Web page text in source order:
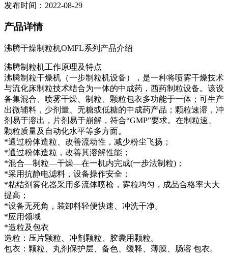
发布时间：2022-08-29
产品详情
沸腾干燥制粒机OMFL系列产品介绍
沸腾制粒机工作原理及特点
沸腾制粒干燥机（一步制粒机设备），是一种将喷雾干燥技术
与流化床制粒技术结合为一体的中成药，西药制粒设备。该设
备集混合、喷雾干燥、制粒、颗粒包衣多功能于一体；可生产
出微辅料，少剂量、无糖或低糖的中成药产品；颗粒速溶，冲
剂易于溶出，片剂易于崩解，符合“GMP”要求。在制粒速、
颗粒质量及自动化水平等多方面。
*通过粉体造粒、改善流动性，减少粉尘飞扬；
*通过粉体造粒，改善其溶解性能；
*混合—制粒—干燥—在一机内完成(一步法制粒)；
*采用抗静电滤料，设备操作安全；
*粘结剂雾化器采用多流体喷枪，雾粒均匀，成品合格率大大
提高；
*设备无死角，装卸料轻便快速、冲洗干净。
*应用领域
*造粒及包衣
造粒：压片颗粒、冲剂颗粒、胶囊用颗粒。
包衣：颗粒、丸剂保护层、备色、缓释、薄膜、肠溶 包衣。